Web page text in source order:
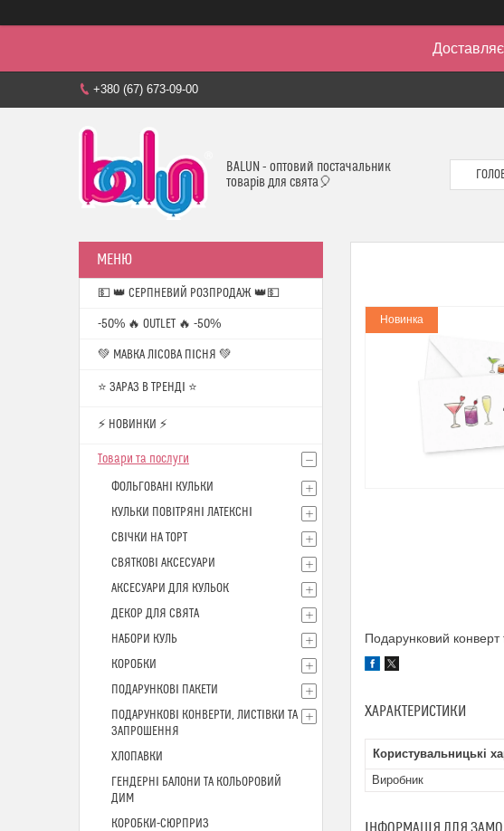
+380 (67) 673-09-00
BALUN - оптовий постачальник
товарів для свята🎈
Новинка
Подарунковий
ХАРАКТЕРИСТИКИ
Користувальницькі
Виробник
💵 👑 СЕРПНЕВИЙ РОЗПРОДАЖ 👑💵
-50% 🔥 OUTLET 🔥 -50%
💚 МАВКА ЛІСОВА ПІСНЯ 💚
⭐️ ЗАРАЗ В ТРЕНДІ ⭐️
⚡ НОВИНКИ ⚡
Товари та послуги
ФОЛЬГОВАНІ КУЛЬКИ
КУЛЬКИ ПОВІТРЯНІ ЛАТЕКСНІ
СВІЧКИ НА ТОРТ
СВЯТКОВІ АКСЕСУАРИ
АКСЕСУАРИ ДЛЯ КУЛЬОК
ДЕКОР ДЛЯ СВЯТА
НАБОРИ КУЛЬ
КОРОБКИ
ПОДАРУНКОВІ ПАКЕТИ
ПОДАРУНКОВІ КОНВЕРТИ, ЛИСТІВКИ ТА
ЗАПРОШЕННЯ
ХЛОПАВКИ
ГЕНДЕРНІ БАЛОНИ ТА КОЛЬОРОВИЙ
ДИМ
КОРОБКИ-СЮРПРИЗ